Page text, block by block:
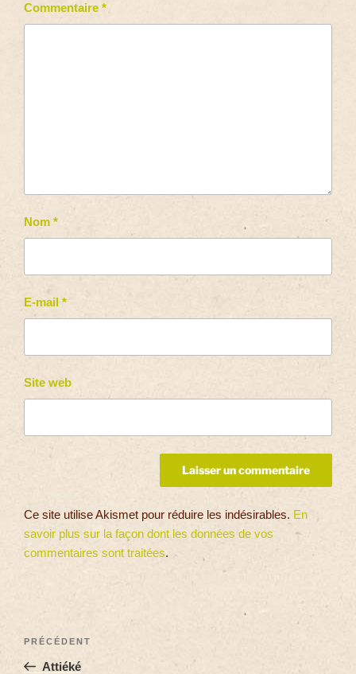
Commentaire *
Nom *
E-mail *
Site web
Ce site utilise Akismet pour réduire les indésirables. En
savoir plus sur la façon dont les données de vos
commentaires sont traitées.
PRÉCÉDENT
Attiéké